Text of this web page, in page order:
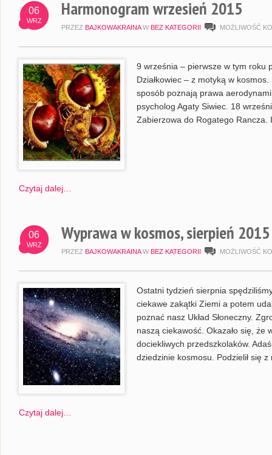
06
WRZ
Harmonogram wrzesień 2015
PRZEZ BAJKOWAKRAINA W BEZ KATEGORII MOŻLIWOŚĆ
9 września – pierwsze w tym roku
Działkowiec – z motyką w
sposób poznają prawa
psycholog Agaty Siwiec. 18
Zabierzowa do Rogatego Rancza.
Czytaj dalej…
06
WRZ
Wyprawa w kosmos, sierpień 2015
PRZEZ BAJKOWAKRAINA W BEZ KATEGORII MOŻLIWOŚĆ
Ostatni tydzień sierpnia
ciekawe zakątki Ziemi a potem
poznać nasz Układ Słoneczny.
naszą ciekawość. Okazało się, że
dociekliwych przedszkolaków.
dziedzinie kosmosu. Podzielił się z
Czytaj dalej…